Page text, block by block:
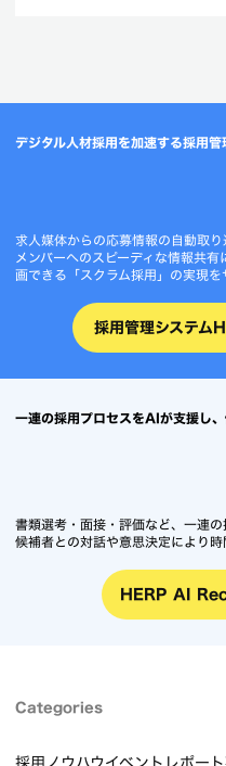
デジタル人材採用を加速する採用
求人媒体からの応募情報の自動取
メンバーへのスピーディな情報共
画できる「スクラム採用」の実現を
採用管理システ
一連の採用プロセスをAIが支援し
書類選考・面接・評価など、一連の
候補者との対話や意思決定により時
HERP AI
Categories